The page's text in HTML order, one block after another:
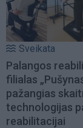
Sveikata
Palangos
filialas
pažangias
technologijas
reabilitacijai